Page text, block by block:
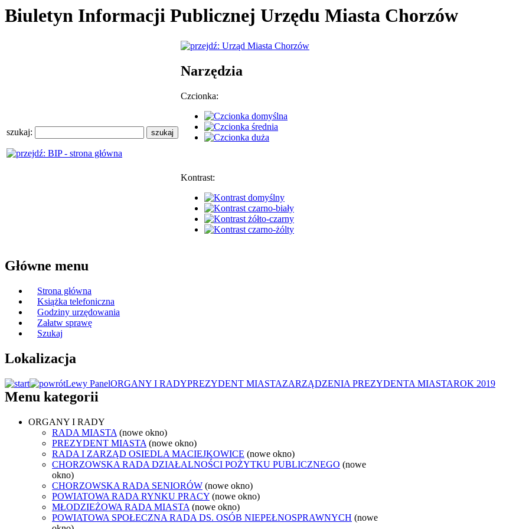
Biuletyn Informacji Publicznej Urzędu Miasta Chorzów
szukaj:
Narzędzia
Czcionka:
Kontrast:
Główne menu
Strona główna
Książka telefoniczna
Godziny urzędowania
Załatw sprawę
Szukaj
Lokalizacja
Lewy PanelORGANY I RADYPREZYDENT MIASTAZARZĄDZENIA PREZYDENTA MIASTAROK 2019
Menu kategorii
ORGANY I RADY
RADA MIASTA (nowe okno)
PREZYDENT MIASTA (nowe okno)
RADA I ZARZĄD OSIEDLA MACIEJKOWICE (nowe okno)
CHORZOWSKA RADA DZIAŁALNOŚCI POŻYTKU PUBLICZNEGO (nowe
okno)
CHORZOWSKA RADA SENIORÓW (nowe okno)
POWIATOWA RADA RYNKU PRACY (nowe okno)
MŁODZIEŻOWA RADA MIASTA (nowe okno)
POWIATOWA SPOŁECZNA RADA DS. OSÓB NIEPEŁNOSPRAWNYCH (nowe